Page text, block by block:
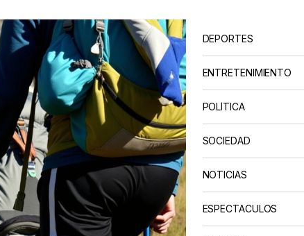
DEPORTES
ENTRETENIMIENTO
POLÍTICA
SOCIEDAD
NOTICIAS
ESPECTACULOS